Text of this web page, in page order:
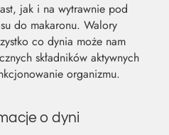
MOC Z
jak i na wytrawnie pod
do makaronu. Walory
co dynia może nam
składników aktywnych
organizmu.
o dyni